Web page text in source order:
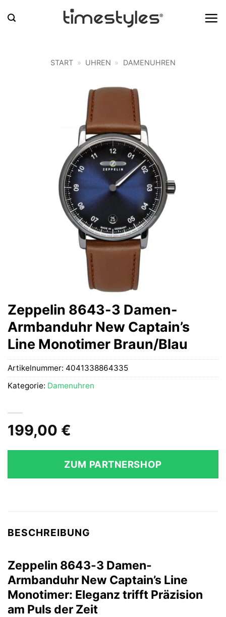
Inhalt
START » UHREN » DAMENUHREN
Zeppelin 8643-3 Damen-
Armbanduhr New Captain’s
Line Monotimer Braun/Blau
199,00 €
ZUM PARTNERSHOP
Artikelnummer: 4041338864335
Kategorie: Damenuhren
BESCHREIBUNG
Zeppelin 8643-3 Damen-
Armbanduhr New Captain’s Line
Monotimer: Eleganz trifft Präzision
am Puls der Zeit